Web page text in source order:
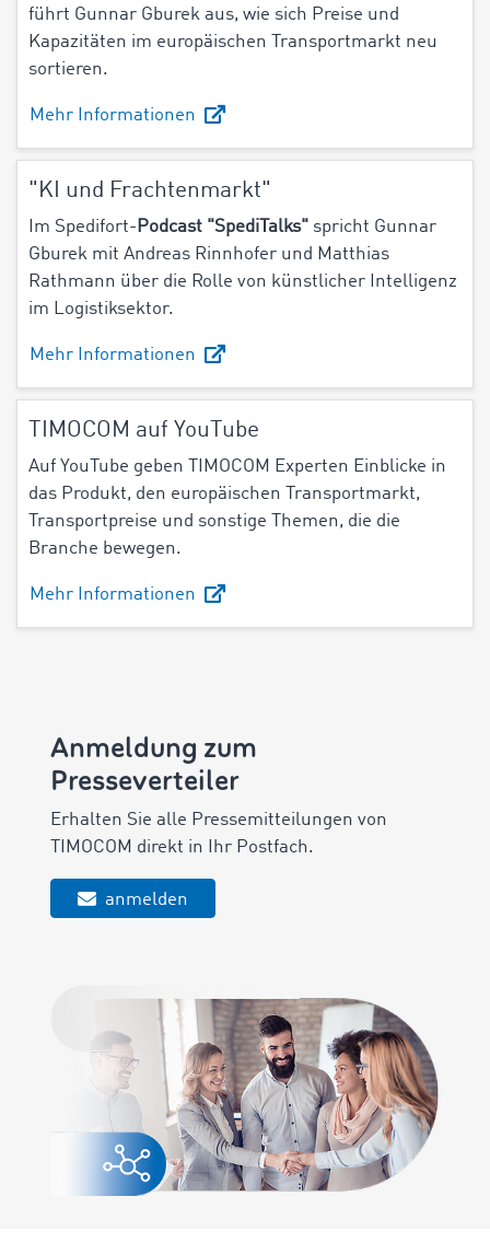
führt Gunnar Gburek aus, wie sich Preise und
Kapazitäten im europäischen Transportmarkt neu
sortieren.
Mehr Informationen
"KI und Frachtenmarkt"
Im Spedifort- Podcast "SpediTalks" spricht Gunnar
Gburek mit Andreas Rinnhofer und Matthias
Rathmann über die Rolle von künstlicher Intelligenz
im Logistiksektor.
Mehr Informationen
TIMOCOM auf YouTube
Auf YouTube geben TIMOCOM Experten Einblicke in
das Produkt, den europäischen Transportmarkt,
Transportpreise und sonstige Themen, die die
Branche bewegen.
Mehr Informationen
Anmeldung zum
Presseverteiler
Erhalten Sie alle Pressemitteilungen von
TIMOCOM direkt in Ihr Postfach.
anmelden